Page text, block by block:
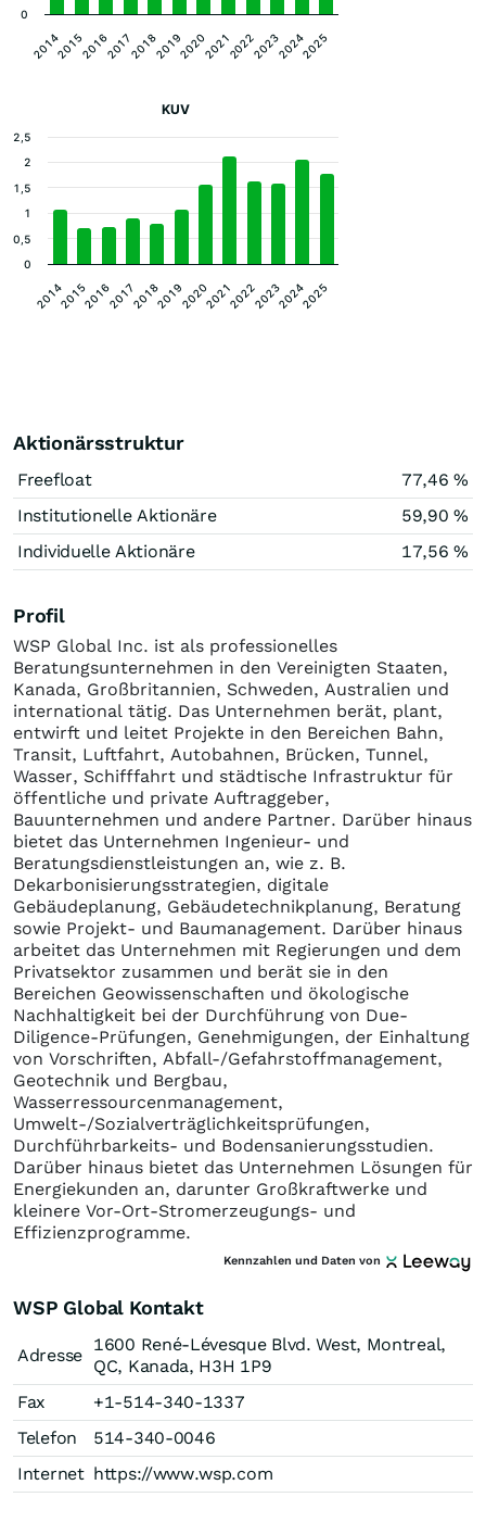
2014 2016 2018 2020 2022 2024
2015 2017 2019 2021 2023 2025
0
KUV
2014 2016 2018 2020 2022 2024
2015 2017 2019 2021 2023 2025
0
0,5
1
1,5
2
2,5
Aktionärsstruktur
Freefloat
77,46 %
Institutionelle Aktionäre
59,90 %
Individuelle Aktionäre
17,56 %
Profil
WSP Global Inc. ist als professionelles
Beratungsunternehmen in den Vereinigten Staaten,
Kanada, Großbritannien, Schweden, Australien und
international tätig. Das Unternehmen berät, plant,
entwirft und leitet Projekte in den Bereichen Bahn,
Transit, Luftfahrt, Autobahnen, Brücken, Tunnel,
Wasser, Schifffahrt und städtische Infrastruktur für
öffentliche und private Auftraggeber,
Bauunternehmen und andere Partner. Darüber hinaus
bietet das Unternehmen Ingenieur- und
Beratungsdienstleistungen an, wie z. B.
Dekarbonisierungsstrategien, digitale
Gebäudeplanung, Gebäudetechnikplanung, Beratung
sowie Projekt- und Baumanagement. Darüber hinaus
arbeitet das Unternehmen mit Regierungen und dem
Privatsektor zusammen und berät sie in den
Bereichen Geowissenschaften und ökologische
Nachhaltigkeit bei der Durchführung von Due-
Diligence-Prüfungen, Genehmigungen, der Einhaltung
von Vorschriften, Abfall-/Gefahrstoffmanagement,
Geotechnik und Bergbau,
Wasserressourcenmanagement,
Umwelt-/Sozialverträglichkeitsprüfungen,
Durchführbarkeits- und Bodensanierungsstudien.
Darüber hinaus bietet das Unternehmen Lösungen für
Energiekunden an, darunter Großkraftwerke und
kleinere Vor-Ort-Stromerzeugungs- und
Effizienzprogramme.
Kennzahlen und Daten von
WSP Global Kontakt
Adresse
1600 René-Lévesque Blvd. West, Montreal,
QC, Kanada, H3H 1P9
Fax
+1-514-340-1337
Telefon
514-340-0046
Internet https://www.wsp.com